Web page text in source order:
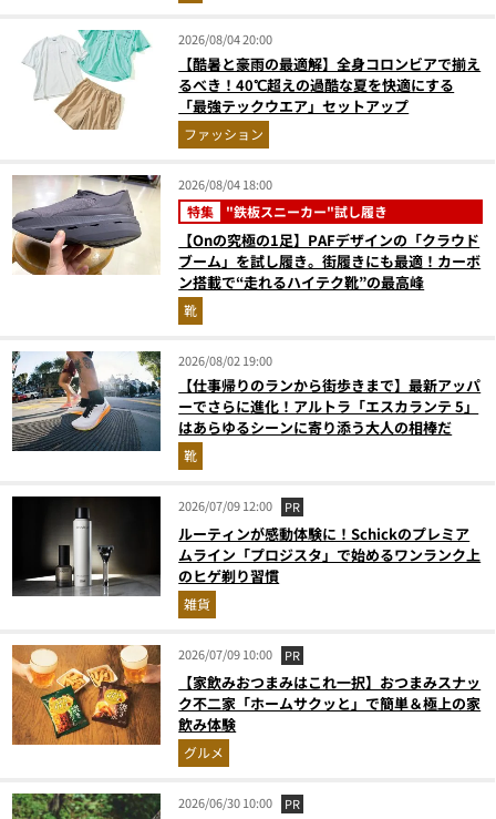
2026/08/04 20:00
【酷暑と豪雨の最適解】全身コロンビアで揃え
るべき！40℃超えの過酷な夏を快適にする
「最強テックウエア」セットアップ
ファッション
2026/08/04 18:00
特集 "鉄板スニーカー"試し履き
【Onの究極の1足】PAFデザインの「クラウド
ブーム」を試し履き。街履きにも最適！カーボ
ン搭載で“走れるハイテク靴”の最高峰
靴
2026/08/02 19:00
【仕事帰りのランから街歩きまで】最新アッパ
ーでさらに進化！アルトラ「エスカランテ 5」
はあらゆるシーンに寄り添う大人の相棒だ
靴
2026/07/09 12:00 PR
ルーティンが感動体験に！Schickのプレミア
ムライン「プロジスタ」で始めるワンランク上
のヒゲ剃り習慣
雑貨
2026/07/09 10:00 PR
【家飲みおつまみはこれ一択】おつまみスナッ
ク不二家「ホームサクッと」で簡単＆極上の家
飲み体験
グルメ
2026/06/30 10:00 PR